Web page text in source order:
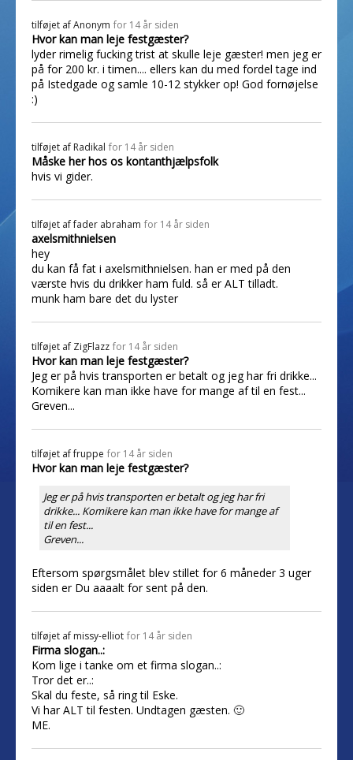
tilføjet afAnonym for 14 år siden
Hvor kan man leje festgæster?
lyder rimelig fucking trist at skulle leje gæster! men jeg er
på for 200 kr. i timen.... ellers kan du med fordel tage ind
på Istedgade og samle 10-12 stykker op! God fornøjelse
:)
tilføjet af Radikal for 14 år siden
Måske her hos os kontanthjælpsfolk
hvis vi gider.
tilføjet affader abraham for 14 år siden
axelsmithnielsen
hey
du kan få fat i axelsmithnielsen. han er med på den
værste hvis du drikker ham fuld. så er ALT tilladt.
munk ham bare det du lyster
tilføjet af ZigFlazz for 14 år siden
Hvor kan man leje festgæster?
Jeg er på hvis transporten er betalt og jeg har fri drikke...
Komikere kan man ikke have for mange af til en fest...
Greven...
tilføjet affruppe for 14 år siden
Hvor kan man leje festgæster?
Jeg er på hvis transporten er betalt og jeg har fri
drikke... Komikere kan man ikke have for mange af
til en fest...
Greven...
Eftersom spørgsmålet blev stillet for 6 måneder 3 uger
siden er Du aaaalt for sent på den.
tilføjet af missy-elliot for 14 år siden
Firma slogan..:
Kom lige i tanke om et firma slogan..:
Tror det er..:
Skal du feste, så ring til Eske.
Vi har ALT til festen. Undtagen gæsten. 🙂
ME.